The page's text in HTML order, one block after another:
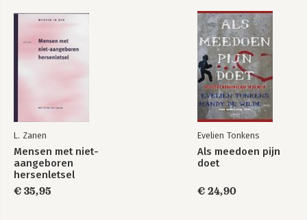
L. Zanen
Mensen met niet-
aangeboren
hersenletsel
€ 35,95
Evelien Tonkens
Als meedoen pijn
doet
€ 24,90